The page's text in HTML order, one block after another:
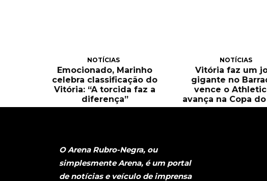
NOTÍCIAS
Emocionado, Marinho
celebra classificação do
Vitória: “A torcida faz a
diferença”
NOTÍCIAS
Vitória faz um
gigante no
vence o
avança na Copa
O Arena Rubro-Negra, ou
simplesmente Arena, é um portal
de notícias e veículo de imprensa